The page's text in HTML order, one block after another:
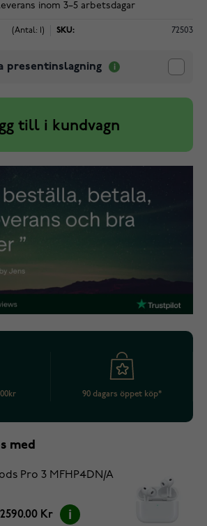
inom 3–5 arbetsdagar
(Antal: 1) SKU: 72503
presentinslagning
till i kundvagn
90 dagars öppet köp*
med
Pro 3 MFHP4DN/A
2590.00 Kr